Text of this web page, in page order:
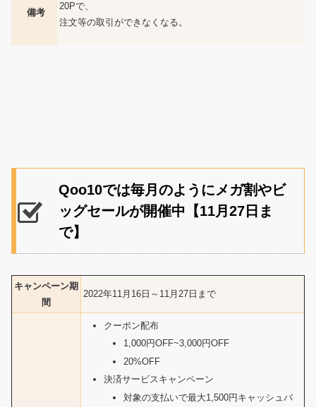
備考
20Pで、
注文等の取引ができなくなる。
Qoo10では毎月のようにメガ割やビ
ッグセールが開催中【11月27日ま
で】
キャンペーン期
間
2022年11月16日～11月27日まで
クーポン配布
1,000円OFF~3,000円OFF
20%OFF
決済サービスキャンペーン
対象の支払いで最大1,500円キャッシュバ